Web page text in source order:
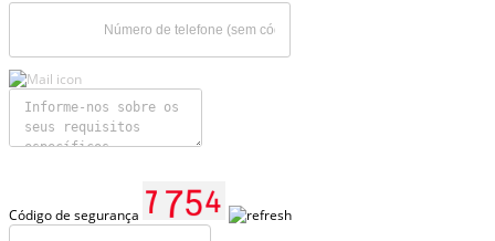
Código de segurança